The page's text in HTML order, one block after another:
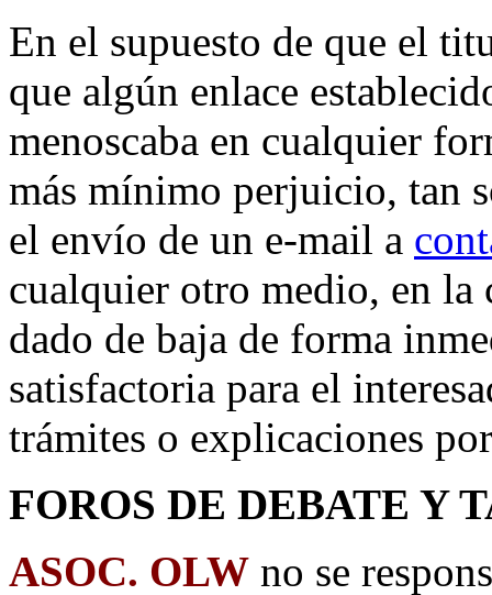
En el supuesto de que el
que algún enlace
menoscaba en cualquier
más mínimo perjuicio, tan
el envío de un e-mail a
cualquier otro medio, en la
dado de baja de forma
satisfactoria para el
trámites o explicaciones
FOROS DE DEBATE Y
ASOC. OLW no se